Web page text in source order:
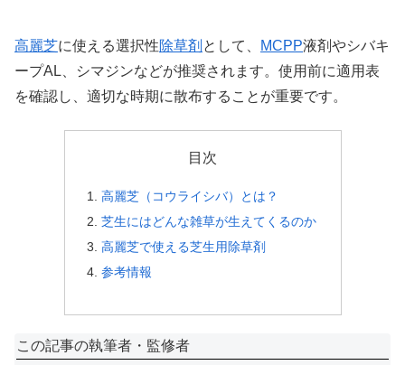
高麗芝に使える選択性除草剤 として、 MCPP液剤やシバキ
ープAL、シマジンなどが推奨されます。使用前に適用表
を確認し、適切な時期に散布することが重要です。
目次
高麗芝（コウライシバ）とは？
芝生にはどんな雑草が生えてくるのか
高麗芝で使える芝生用除草剤
参考情報
この記事の執筆者・監修者